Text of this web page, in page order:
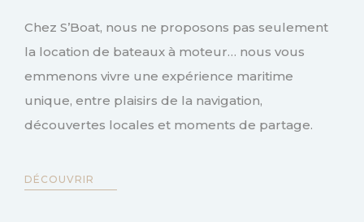
Chez S’Boat, nous ne proposons pas seulement
la location de bateaux à moteur… nous vous
emmenons vivre une expérience maritime
unique, entre plaisirs de la navigation,
découvertes locales et moments de partage.
DÉCOUVRIR